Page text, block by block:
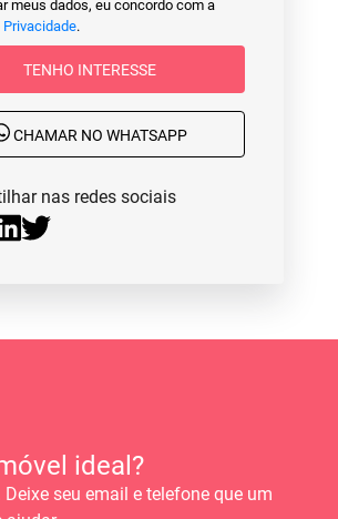
meus dados, eu concordo com a
.
TENHO INTERESSE
CHAMAR NO WHATSAPP
nas redes sociais
ideal?
Deixe seu email e telefone que um